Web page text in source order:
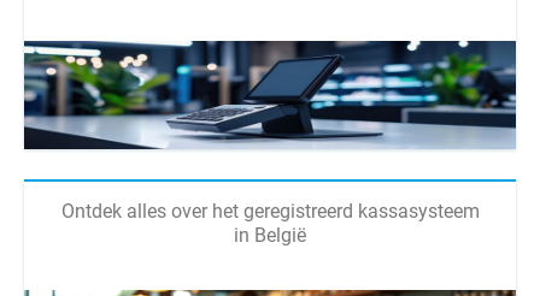
Ontdek alles over het geregistreerd kassasysteem
in België